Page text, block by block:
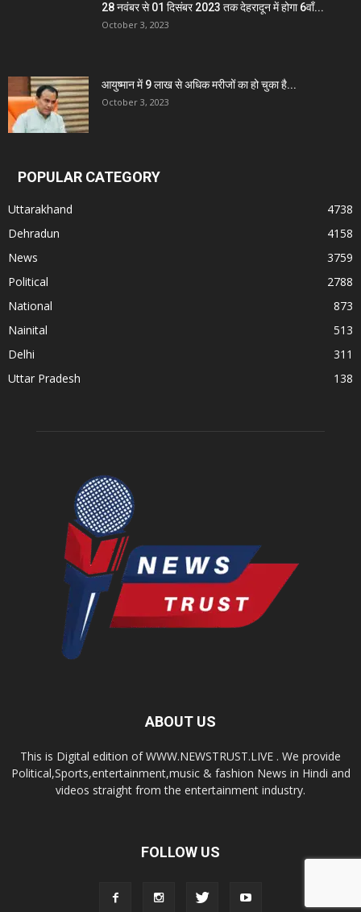
28 नवंबर से 01 दिसंबर 2023 तक देहरादून में होगा 6वाँ...
October 3, 2023
आयुष्मान में 9 लाख से अधिक मरीजों का हो चुका है...
October 3, 2023
POPULAR CATEGORY
Uttarakhand
4738
Dehradun
4158
News
3759
Political
2788
National
873
Nainital
513
Delhi
311
Uttar Pradesh
138
ABOUT US
This is Digital edition of WWW.NEWSTRUST.LIVE . We provide
Political,Sports,entertainment,music & fashion News in Hindi and
videos straight from the entertainment industry.
FOLLOW US